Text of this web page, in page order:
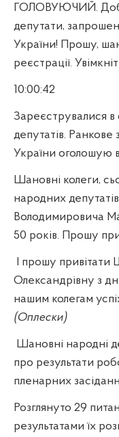
ГОЛОВУЮЧИЙ.
депутати,
України! Прошу,
реєстрації.
10:00:42
Зареєструвалися в
депутатів. Ранкове
України оголошую
Шановні колеги,
народних
Володимировича
50 років. Прошу
І прошу
Олександрівну з
нашим колегам
(Оплески)
Шановні народні
про результати
пленарних
Розглянуто 29
результатами їх